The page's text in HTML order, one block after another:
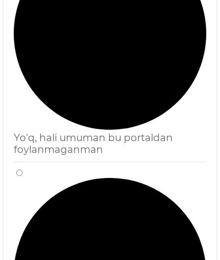
Yo'q, hali umuman bu portaldan
foylanmaganman